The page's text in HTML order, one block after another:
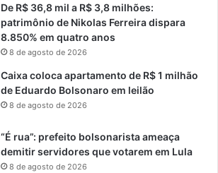
De R$ 36,8 mil a R$ 3,8 milhões:
patrimônio de Nikolas Ferreira dispara
8.850% em quatro anos
8 de agosto de 2026
Caixa coloca apartamento de R$ 1 milhão
de Eduardo Bolsonaro em leilão
8 de agosto de 2026
“É rua”: prefeito bolsonarista ameaça
demitir servidores que votarem em Lula
8 de agosto de 2026